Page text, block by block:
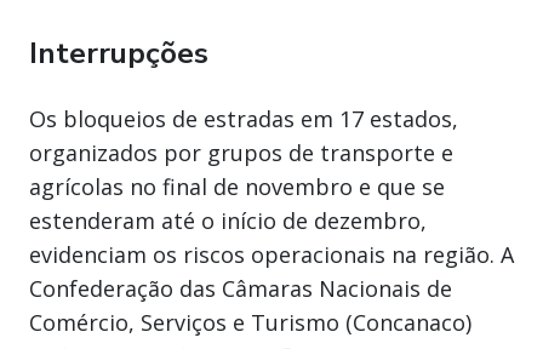
Interrupções
Os bloqueios de estradas em 17 estados,
organizados por grupos de transporte e
agrícolas no final de novembro e que se
estenderam até o início de dezembro,
evidenciam os riscos operacionais na região. A
Confederação das Câmaras Nacionais de
Comércio, Serviços e Turismo (Concanaco)